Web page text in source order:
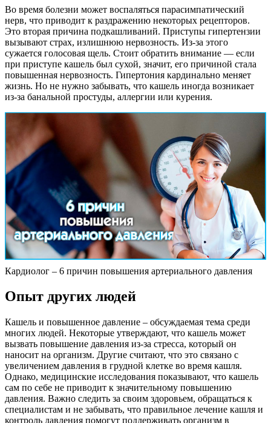
Во время болезни может воспаляться парасимпатический
нерв, что приводит к раздражению некоторых рецепторов.
Это вторая причина подкашливаний. Приступы гипертензии
вызывают страх, излишнюю нервозность. Из-за этого
сужается голосовая щель. Стоит обратить внимание — если
при приступе кашель был сухой, значит, его причиной стала
повышенная нервозность. Гипертония кардинально меняет
жизнь. Но не нужно забывать, что кашель иногда возникает
из-за банальной простуды, аллергии или курения.
Кардиолог – 6 причин повышения артериального давления
Опыт других людей
Кашель и повышенное давление – обсуждаемая тема среди
многих людей. Некоторые утверждают, что кашель может
вызвать повышение давления из-за стресса, который он
наносит на организм. Другие считают, что это связано с
увеличением давления в грудной клетке во время кашля.
Однако, медицинские исследования показывают, что кашель
сам по себе не приводит к значительному повышению
давления. Важно следить за своим здоровьем, обращаться к
специалистам и не забывать, что правильное лечение кашля и
контроль давления помогут поддерживать организм в